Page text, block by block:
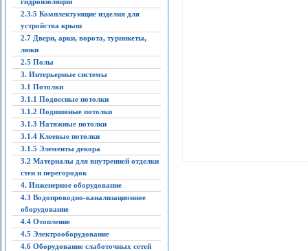
2.3.5 Комплектующие изделия для
устройства крыш
2.7 Двери, арки, ворота, турникеты,
люки
2.5 Полы
3. Интерьерные системы
3.1 Потолки
3.1.1 Подвесные потолки
3.1.2 Подшивные потолки
3.1.3 Натяжные потолки
3.1.4 Клеевые потолки
3.1.5 Элементы декора
3.2 Материалы для внутренней отделки
стен и перегородок
4. Инженерное оборудование
4.3 Водопроводно-канализационное
оборудование
4.4 Отопление
4.5 Электрооборудование
4.6 Оборудование слаботочных сетей